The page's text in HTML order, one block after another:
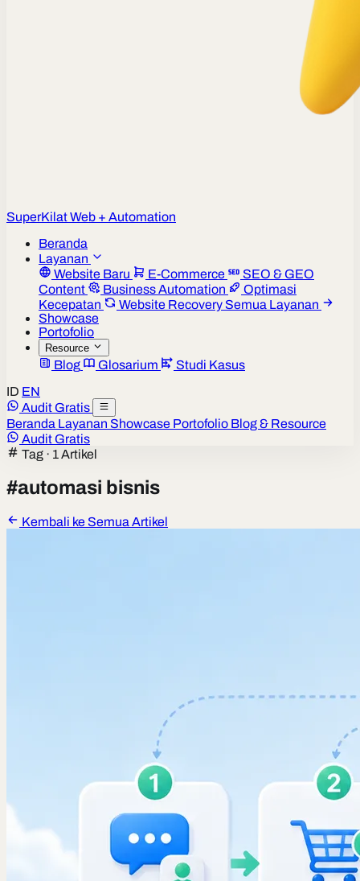
SuperKilatWeb + Automation
Beranda
Layanan
Website Baru
E-Commerce
SEO & GEO
Content
Business Automation
Optimasi
Kecepatan
Website Recovery Semua Layanan
Showcase
Portofolio
Resource
Blog Glosarium
Studi Kasus
ID EN
Audit Gratis
Beranda Layanan Showcase Portofolio Blog & Resource
Audit Gratis
Tag · 1 Artikel
#automasi bisnis
Kembali ke Semua Artikel